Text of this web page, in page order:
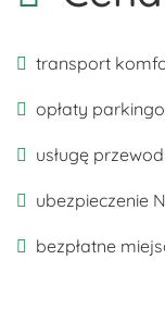
transport
opłaty
usługę
ubezpieczenie
bezpłatne